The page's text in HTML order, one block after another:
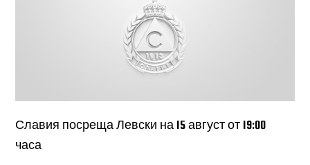
Славия посреща Левски на 15 август от 19:00
часа